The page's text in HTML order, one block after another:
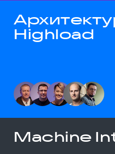
Highload
Machine